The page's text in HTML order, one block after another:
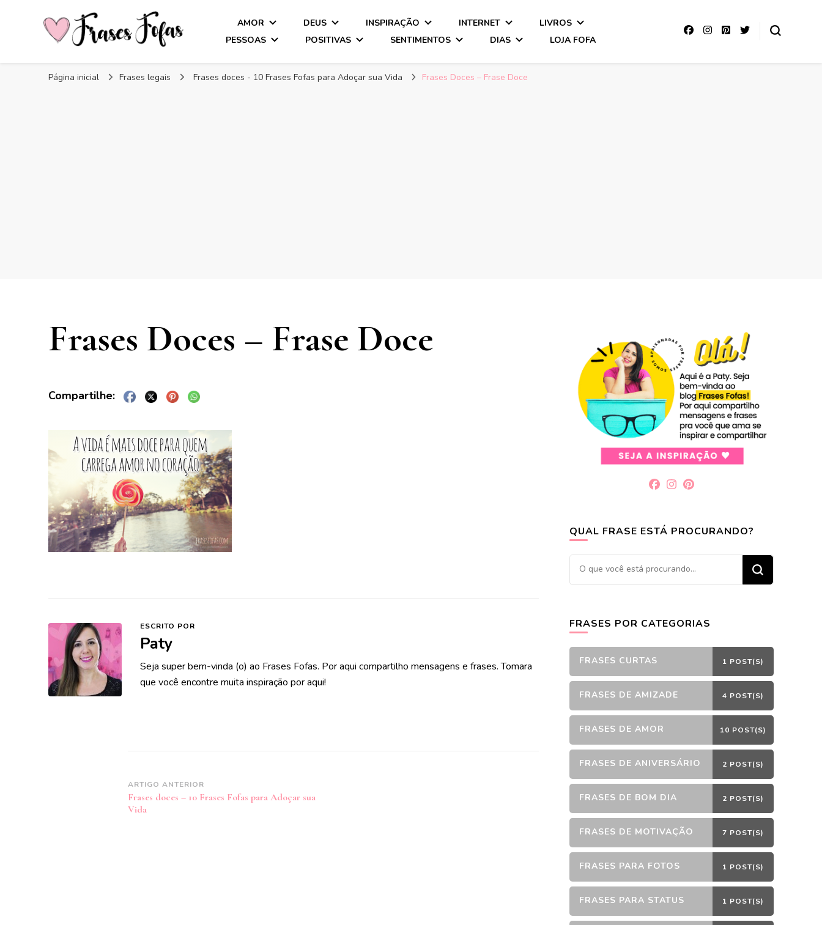
Frases Fofas
AMOR DEUS INSPIRAÇÃO INTERNET
LIVROS
PESSOAS
POSITIVAS SENTIMENTOS DIAS LOJA FOFA
Página inicial Frases legais Frases doces - 10 Frases Fofas para Adoçar sua Vida Frases Doces – Frase Doce
Frases Doces – Frase Doce
ESCRITO POR
Paty
Seja super bem-vinda (o) ao Frases Fofas. Por aqui compartilho mensagens e frases. Tomara
que você encontre muita inspiração por aqui!
Navegação
de
ARTIGO ANTERIOR
Frases doces – 10 Frases Fofas para Adoçar sua
Vida
QUAL FRASE ESTÁ PROCURANDO?
Procurando
algo?
FRASES POR CATEGORIAS
FRASES CURTAS 1 POST(S)
FRASES DE AMIZADE 4 POST(S)
FRASES DE AMOR 10 POST(S)
FRASES DE ANIVERSÁRIO 2 POST(S)
FRASES DE BOM DIA 2 POST(S)
FRASES DE MOTIVAÇÃO 7 POST(S)
FRASES PARA FOTOS 1 POST(S)
FRASES PARA STATUS 1 POST(S)